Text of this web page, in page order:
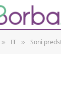
» IT » Soni predstavio VR2 naočare za